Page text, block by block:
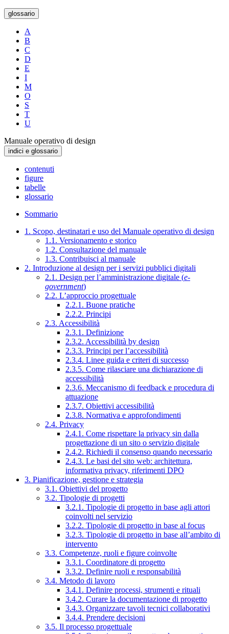
glossario
A
B
C
D
E
I
M
O
S
T
U
Manuale operativo di design
indici e glossario
contenuti
figure
tabelle
glossario
Sommario
1. Scopo, destinatari e uso del Manuale operativo di design
1.1. Versionamento e storico
1.2. Consultazione del manuale
1.3. Contribuisci al manuale
2. Introduzione al design per i servizi pubblici digitali
2.1. Design per l’amministrazione digitale (e-
government)
2.2. L’approccio progettuale
2.2.1. Buone pratiche
2.2.2. Principi
2.3. Accessibilità
2.3.1. Definizione
2.3.2. Accessibilità by design
2.3.3. Principi per l’accessibilità
2.3.4. Linee guida e criteri di successo
2.3.5. Come rilasciare una dichiarazione di
accessibilità
2.3.6. Meccanismo di feedback e procedura di
attuazione
2.3.7. Obiettivi accessibilità
2.3.8. Normativa e approfondimenti
2.4. Privacy
2.4.1. Come rispettare la privacy sin dalla
progettazione di un sito o servizio digitale
2.4.2. Richiedi il consenso quando necessario
2.4.3. Le basi del sito web: architettura,
informativa privacy, riferimenti DPO
3. Pianificazione, gestione e strategia
3.1. Obiettivi del progetto
3.2. Tipologie di progetti
3.2.1. Tipologie di progetto in base agli attori
coinvolti nel servizio
3.2.2. Tipologie di progetto in base al focus
3.2.3. Tipologie di progetto in base all’ambito di
intervento
3.3. Competenze, ruoli e figure coinvolte
3.3.1. Coordinatore di progetto
3.3.2. Definire ruoli e responsabilità
3.4. Metodo di lavoro
3.4.1. Definire processi, strumenti e rituali
3.4.2. Curare la documentazione di progetto
3.4.3. Organizzare tavoli tecnici collaborativi
3.4.4. Prendere decisioni
3.5. Il processo progettuale